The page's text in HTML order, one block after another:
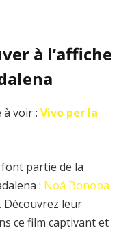
à l’affiche
voir : Vivo per la
partie de la
: Noá Bonoba
. Découvrez leur
ce film captivant et